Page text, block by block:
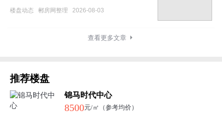
楼盘动态 郴房网整理 2026-08-03
查看更多文章
推荐楼盘
锦马时代中心
8500元/㎡（参考均价）